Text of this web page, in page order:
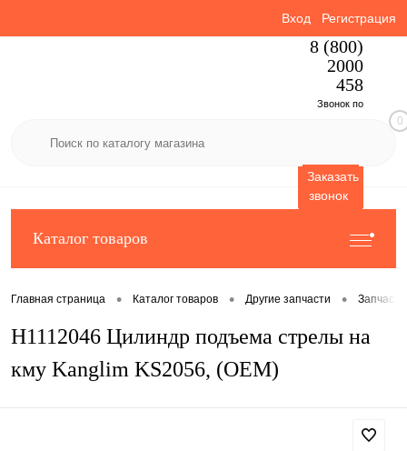
Вход Регистрация
8 (800)
2000
458
Звонок по
Заказать
звонок
0
Каталог товаров
Главная страница • Каталог товаров • Другие запчасти •
H1112046 Цилиндр подъема стрелы на
кму Kanglim KS2056, (OEM)